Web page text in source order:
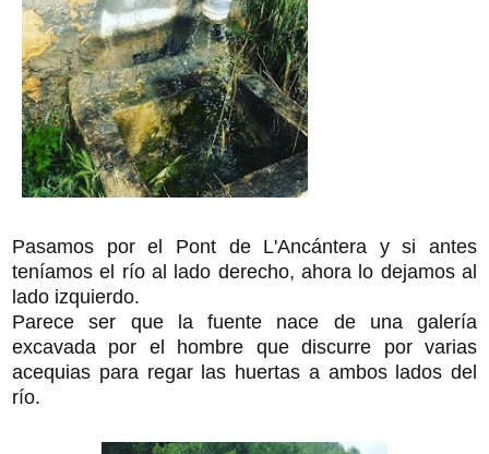
Pasamos por el Pont de L'Ancántera y si antes
teníamos el río al lado derecho, ahora lo dejamos al
lado izquierdo.
Parece ser que la fuente nace de una galería
excavada por el hombre que discurre por varias
acequias para regar las huertas a ambos lados del
río.